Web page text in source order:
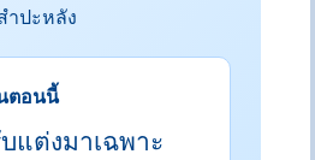
ำปะหลัง
ตอนนี้
แต่งมาเฉพาะ